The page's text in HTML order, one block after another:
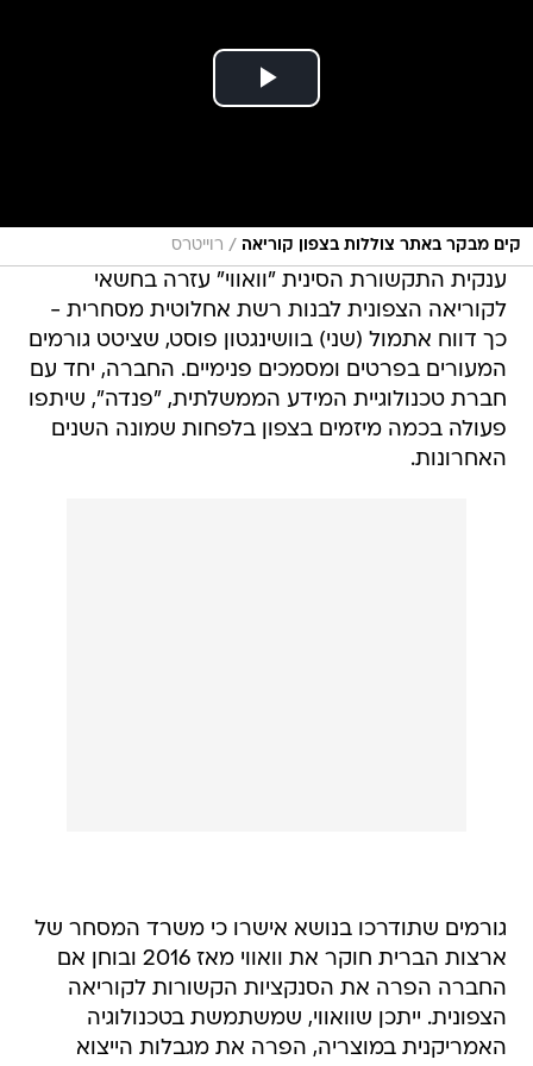
קים מבקר באתר צוללות בצפון קוריאה / רוייטרס
ענקית התקשורת הסינית "וואווי" עזרה בחשאי
לקוריאה הצפונית לבנות רשת אחלוטית מסחרית -
כך דווח אתמול (שני) בוושינגטון פוסט, שציטט גורמים
המעורים בפרטים ומסמכים פנימיים. החברה, יחד עם
חברת טכנולוגיית המידע הממשלתית, "פנדה", שיתפו
פעולה בכמה מיזמים בצפון בלפחות שמונה השנים
האחרונות.
גורמים שתודרכו בנושא אישרו כי משרד המסחר של
ארצות הברית חוקר את וואווי מאז 2016 ובוחן אם
החברה הפרה את הסנקציות הקשורות לקוריאה
הצפונית. ייתכן שוואווי, שמשתמשת בטכנולוגיה
האמריקנית במוצריה, הפרה את מגבלות הייצוא